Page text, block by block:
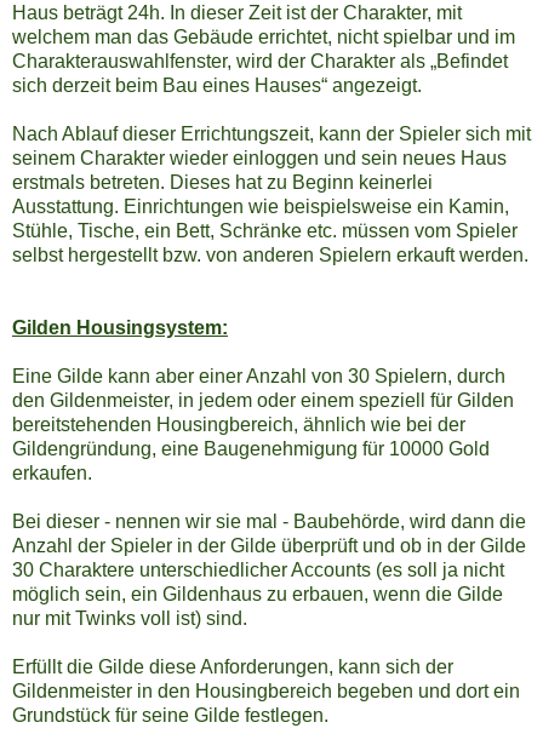
Haus beträgt 24h. In dieser Zeit ist der Charakter, mit
welchem man das Gebäude errichtet, nicht spielbar und im
Charakterauswahlfenster, wird der Charakter als „Befindet
sich derzeit beim Bau eines Hauses“ angezeigt.
Nach Ablauf dieser Errichtungszeit, kann der Spieler sich mit
seinem Charakter wieder einloggen und sein neues Haus
erstmals betreten. Dieses hat zu Beginn keinerlei
Ausstattung. Einrichtungen wie beispielsweise ein Kamin,
Stühle, Tische, ein Bett, Schränke etc. müssen vom Spieler
selbst hergestellt bzw. von anderen Spielern erkauft werden.
Gilden Housingsystem:
Eine Gilde kann aber einer Anzahl von 30 Spielern, durch
den Gildenmeister, in jedem oder einem speziell für Gilden
bereitstehenden Housingbereich, ähnlich wie bei der
Gildengründung, eine Baugenehmigung für 10000 Gold
erkaufen.
Bei dieser - nennen wir sie mal - Baubehörde, wird dann die
Anzahl der Spieler in der Gilde überprüft und ob in der Gilde
30 Charaktere unterschiedlicher Accounts (es soll ja nicht
möglich sein, ein Gildenhaus zu erbauen, wenn die Gilde
nur mit Twinks voll ist) sind.
Erfüllt die Gilde diese Anforderungen, kann sich der
Gildenmeister in den Housingbereich begeben und dort ein
Grundstück für seine Gilde festlegen.